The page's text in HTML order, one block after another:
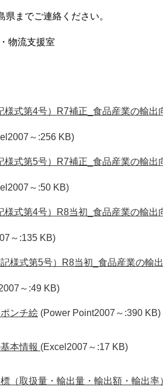
までご連絡ください。
物流支援室
様式第4号）R7補正_食品産業の輸
～:256 KB)
様式第5号）R7補正_食品産業の輸
～:50 KB)
様式第4号）R8当初_食品産業の輸
～:135 KB)
様式第5号）R8当初_食品産業の輸
～:49 KB)
ンチ絵 (Power Point2007～:390 KB)
本情報 (Excel2007～:17 KB)
（取扱量・輸出量・輸出額・輸出率